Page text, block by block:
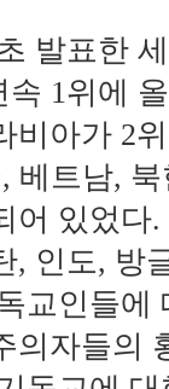
발표한
속 1위에
비아가 2
베트남,
어 있었다
, 인도, 방
교인들에
의자들의